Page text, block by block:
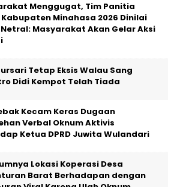
Menggugat, Tim Panitia
Minahasa 2026 Dinilai
Masyarakat Akan Gelar Aksi
Tetap Eksis Walau Sang
Didi Kempot Telah Tiada
Kecam Keras Dugaan
Verbal Oknum Aktivis
Ketua DPRD Juwita Wulandari
Lokasi Koperasi Desa
Barat Berhadapan dengan